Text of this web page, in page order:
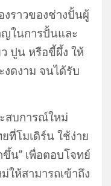
งราวของช่างปั้นผู้
ในการปั้นและ
ปูน หรือขี้ผึ้ง ให้
ดงาม จนได้รับ
สบการณ์ใหม่
ที่โมเดิร์น ใช้ง่าย
น” เพื่อตอบโจทย์
ให้สามารถเข้าถึง